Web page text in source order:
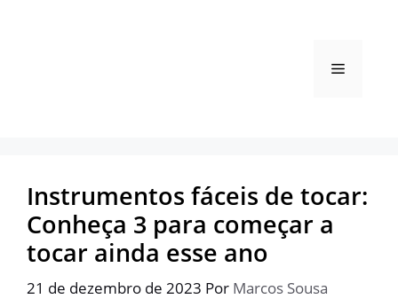
Menu
Instrumentos fáceis de tocar:
Conheça 3 para começar a
tocar ainda esse ano
21 de dezembro de 2023 Por Marcos Sousa